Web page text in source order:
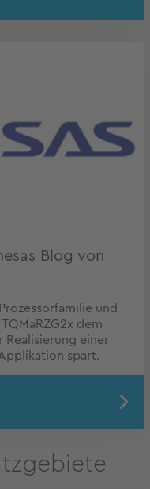
Blog von
und
dem
Realisierung einer
spart.